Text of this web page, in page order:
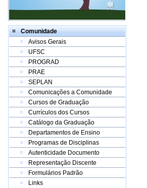
Comunidade
Avisos Gerais
UFSC
PROGRAD
PRAE
SEPLAN
Comunicações a Comunidade
Cursos de Graduação
Currículos dos Cursos
Catálogo da Graduação
Departamentos de Ensino
Programas de Disciplinas
Autenticidade Documento
Representação Discente
Formulários Padrão
Links